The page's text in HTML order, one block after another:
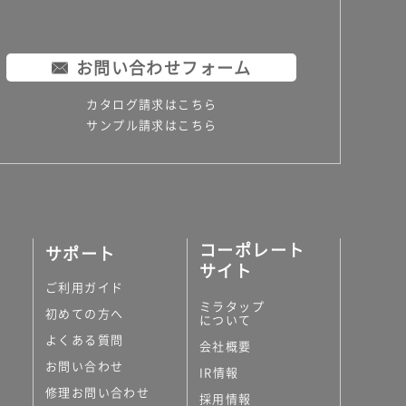
お問い合わせフォーム
カタログ請求はこちら
サンプル請求はこちら
サポート
ご利用ガイド
初めての方へ
よくある質問
お問い合わせ
修理お問い合わせ
コーポレート
サイト
ミラタップ
について
会社概要
IR情報
採用情報